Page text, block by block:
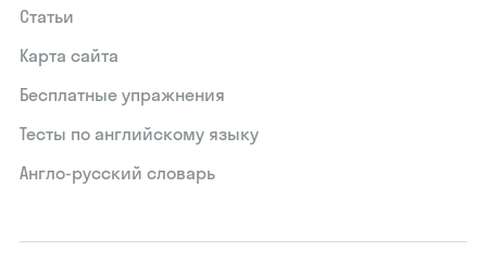
Статьи
Карта сайта
Бесплатные упражнения
Тесты по английскому языку
Англо-русский словарь